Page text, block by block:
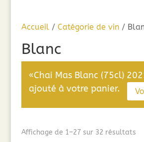
Accueil/ Catégorie de vin/
Blanc
«Chai Mas Blanc (75cl)
ajouté à votre panier.
Affichage de 1–27 sur 32 résultatsTrié